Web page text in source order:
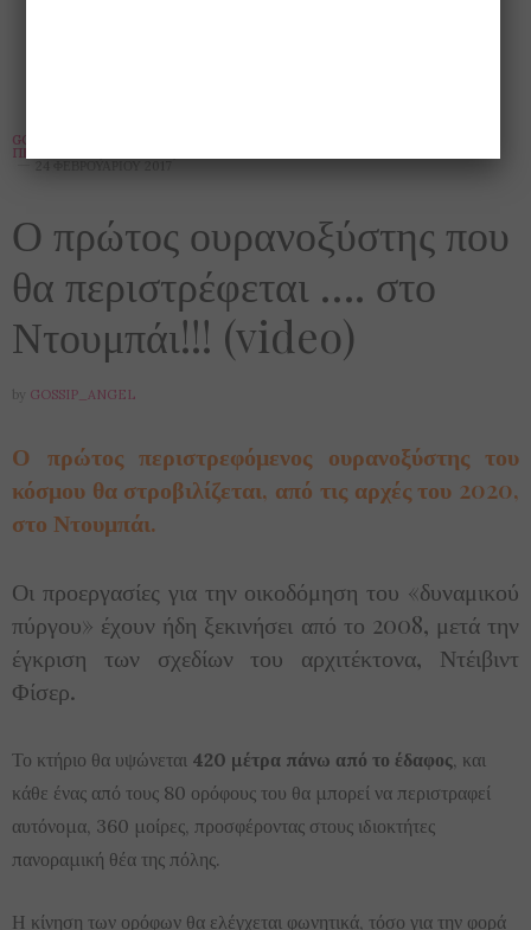
GOSSIP
ΠΕΡΙΒΆΛΛΟΝ
24 ΦΕΒΡΟΥΑΡΊΟΥ 2017
Ο πρώτος ουρανοξύστης που
θα περιστρέφεται …. στο
Ντουμπάι!!! (video)
by GOSSIP_ANGEL
Ο πρώτος περιστρεφόμενος ουρανοξύστης του
κόσμου θα στροβιλίζεται, από τις αρχές του 2020,
στο Ντουμπάι.
Οι προεργασίες για την οικοδόμηση του «δυναμικού
πύργου» έχουν ήδη ξεκινήσει από το 2008, μετά την
έγκριση των σχεδίων του αρχιτέκτονα, Ντέιβιντ
Φίσερ.
Το κτήριο θα υψώνεται 420 μέτρα πάνω από το έδαφος, και
κάθε ένας από τους 80 ορόφους του θα μπορεί να περιστραφεί
αυτόνομα, 360 μοίρες, προσφέροντας στους ιδιοκτήτες
πανοραμική θέα της πόλης.
Η κίνηση των ορόφων θα ελέγχεται φωνητικά, τόσο για την φορά